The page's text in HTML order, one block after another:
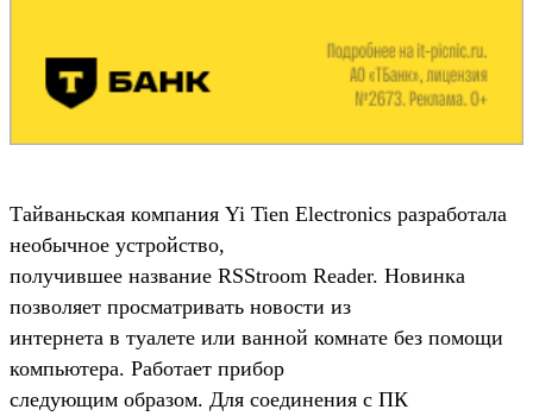
Тайваньская компания Yi Tien Electronics разработала
необычное устройство,
получившее название RSStroom Reader. Новинка
позволяет просматривать новости из
интернета в туалете или ванной комнате без помощи
компьютера. Работает прибор
следующим образом. Для соединения с ПК